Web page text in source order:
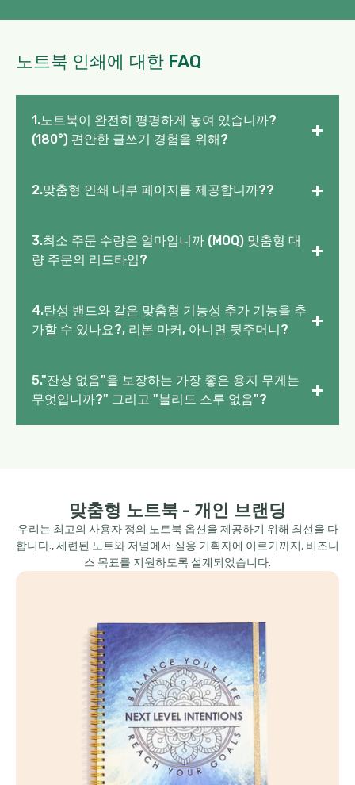
노트북 인쇄에 대한 FAQ
1.노트북이 완전히 평평하게 놓여 있습니까?
(180°) 편안한 글쓰기 경험을 위해?
+
2.맞춤형 인쇄 내부 페이지를 제공합니까?? +
3.최소 주문 수량은 얼마입니까 (MOQ) 맞춤형 대
량 주문의 리드타임?
+
4.탄성 밴드와 같은 맞춤형 기능성 추가 기능을 추
가할 수 있나요?, 리본 마커, 아니면 뒷주머니?
+
5."잔상 없음"을 보장하는 가장 좋은 용지 무게는
무엇입니까?" 그리고 "블리드 스루 없음"?
+
맞춤형 노트북 - 개인 브랜딩
우리는 최고의 사용자 정의 노트북 옵션을 제공하기 위해 최선을 다
합니다., 세련된 노트와 저널에서 실용 기획자에 이르기까지, 비즈니
스 목표를 지원하도록 설계되었습니다.